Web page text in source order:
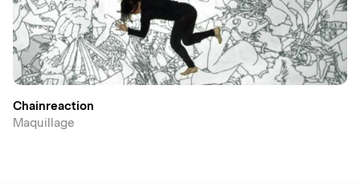
Chainreaction
Maquillage